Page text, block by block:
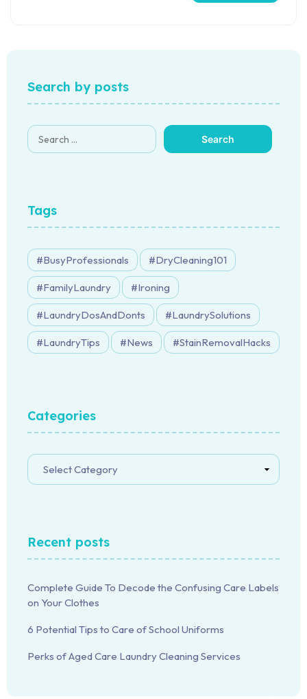
Search by posts
Tags
BusyProfessionals DryCleaning101
FamilyLaundry Ironing
LaundryDosAndDonts LaundrySolutions
LaundryTips News StainRemovalHacks
Categories
Recent posts
Complete Guide To Decode the Confusing Care Labels
on Your Clothes
6 Potential Tips to Care of School Uniforms
Perks of Aged Care Laundry Cleaning Services